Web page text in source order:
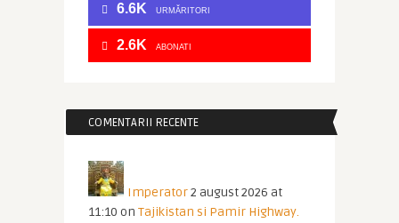
6.6K URMĂRITORI
2.6K ABONATI
COMENTARII RECENTE
Imperator2 august 2026 at
11:10 on Tajikistan si Pamir Highway.